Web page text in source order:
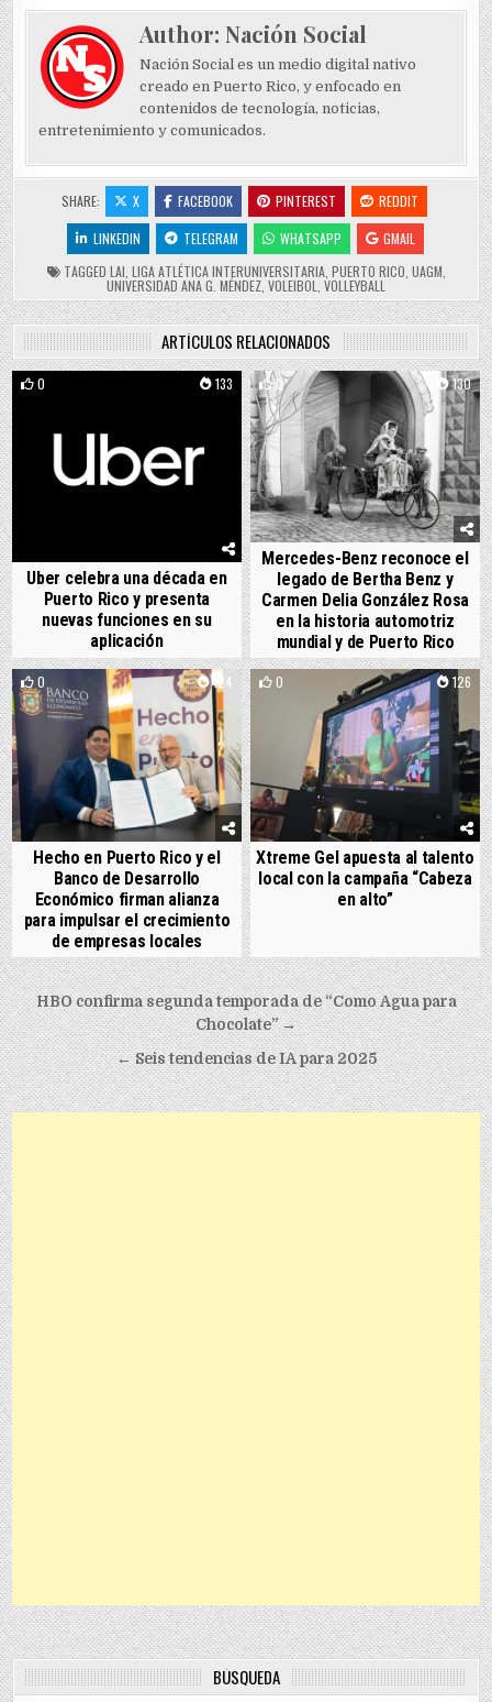
Author:Nación Social
Nación Social es un medio digital nativo
creado en Puerto Rico, y enfocado en
contenidos de tecnología, noticias,
entretenimiento y comunicados.
SHARE: X FACEBOOK PINTEREST
REDDIT
LINKEDIN
TELEGRAM WHATSAPP
GMAIL
TAGGED LAI LIGA ATLÉTICA INTERUNIVERSITARIA, PUERTO RICO UAGM
UNIVERSIDAD ANA G. MÉNDEZ VOLEIBOL VOLLEYBALL
ARTÍCULOS RELACIONADOS
0 133
Uber celebra una década en
Puerto Rico y presenta
nuevas funciones en su
aplicación
0 130
Mercedes-Benz reconoce el
legado de Bertha Benz y
Carmen Delia González Rosa
en la historia automotriz
mundial y de Puerto Rico
0 124
Hecho en Puerto Rico y el
Banco de Desarrollo
Económico firman alianza
para impulsar el crecimiento
de empresas locales
0 126
Xtreme Gel apuesta al talento
local con la campaña “Cabeza
en alto”
Post navigation
HBO confirma segunda temporada de “Como Agua para
Chocolate” →
← Seis tendencias de IA para 2025
BÚSQUEDA